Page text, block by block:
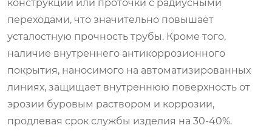
конструкции или проточки с радиусными
переходами, что значительно повышает
усталостную прочность трубы. Кроме того,
наличие внутреннего антикоррозионного
покрытия, наносимого на автоматизированных
линиях, защищает внутреннюю поверхность от
эрозии буровым раствором и коррозии,
продлевая срок службы изделия на 30-40%.